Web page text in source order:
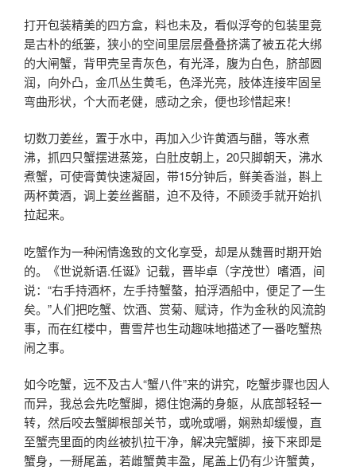
打开包装精美的四方盒，料也未及，看似浮夸的包装里竟
是古朴的纸篓，狭小的空间里层层叠叠挤满了被五花大绑
的大闸蟹，背甲壳呈青灰色，有光泽，腹为白色，脐部圆
润，向外凸，金爪丛生黄毛，色泽光亮，肢体连接牢固呈
弯曲形状，个大而老健，感动之余，便也珍惜起来！
切数刀姜丝，置于水中，再加入少许黄酒与醋，等水煮
沸，抓四只蟹摆进蒸笼，白肚皮朝上，20只脚朝天，沸水
煮蟹，可使膏黄快速凝固，带15分钟后，鲜美香溢，斟上
两杯黄酒，调上姜丝酱醋，迫不及待，不顾烫手就开始扒
拉起来。
吃蟹作为一种闲情逸致的文化享受，却是从魏晋时期开始
的。《世说新语.任诞》记载，晋毕卓（字茂世）嗜酒，间
说：“右手持酒杯，左手持蟹螯，拍浮酒船中，便足了一生
矣。”人们把吃蟹、饮酒、赏菊、赋诗，作为金秋的风流韵
事，而在红楼中，曹雪芹也生动趣味地描述了一番吃蟹热
闹之事。
如今吃蟹，远不及古人“蟹八件”来的讲究，吃蟹步骤也因人
而异，我总会先吃蟹脚，摁住饱满的身躯，从底部轻轻一
转，然后咬去蟹脚根部关节，或吮或嚼，娴熟却缓慢，直
至蟹壳里面的肉丝被扒拉干净，解决完蟹脚，接下来即是
蟹身，一掰尾盖，若雌蟹黄丰盈，尾盖上仍有少许蟹黄，